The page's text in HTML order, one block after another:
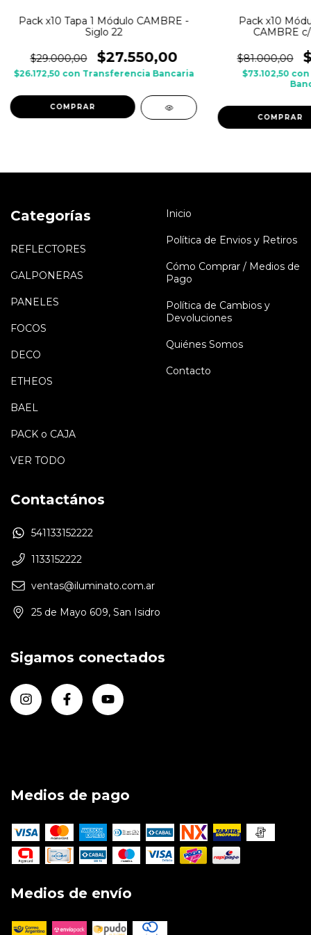
Pack x10 Tapa 1 Módulo CAMBRE -
Siglo 22
$29.000,00 $27.550,00
$26.172,50 con Transferencia Bancaria
COMPRAR
Pack x10
CAMBRE
$81.000,00
$73.102,50 con
COMPRAR
Categorías
REFLECTORES
GALPONERAS
PANELES
FOCOS
DECO
ETHEOS
BAEL
PACK o CAJA
VER TODO
Inicio
Política de Envios y Retiros
Cómo Comprar / Medios de
Pago
Política de Cambios y
Devoluciones
Quiénes Somos
Contacto
Contactános
541133152222
1133152222
ventas@iluminato.com.ar
25 de Mayo 609, San Isidro
Sigamos conectados
Medios de pago
Medios de envío